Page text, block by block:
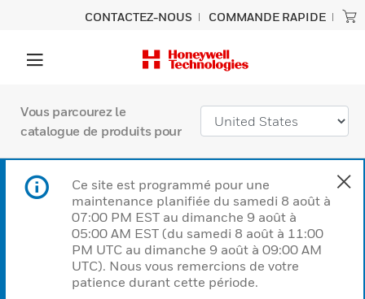
CONTACTEZ-NOUS COMMANDE RAPIDE
Vous parcourez le
catalogue de produits pour
Ce site est programmé pour une
maintenance planifiée du samedi 8 août à
07:00 PM EST au dimanche 9 août à
05:00 AM EST (du samedi 8 août à 11:00
PM UTC au dimanche 9 août à 09:00 AM
UTC). Nous vous remercions de votre
patience durant cette période.